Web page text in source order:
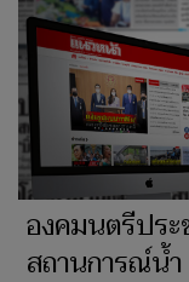
องคมนตรีปร
สถานการณ์น้